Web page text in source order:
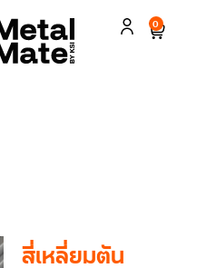
0
สี่เหลี่ยมตัน